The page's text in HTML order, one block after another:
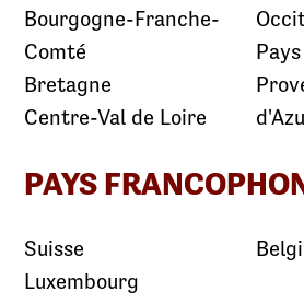
Bourgogne-Franche-
Comté
Bretagne
Centre-Val de Loire
PAYS
Suisse
Luxembourg